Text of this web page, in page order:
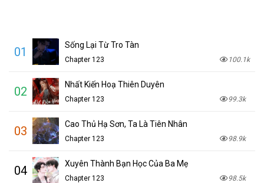
01 Sống Lại Từ Tro Tàn
Chapter 123 100.1k
02 Nhất Kiến Hoạ Thiên Duyên
Chapter 123 99.3k
03 Cao Thủ Hạ Sơn, Ta Là Tiên Nhân
Chapter 123 98.9k
04 Xuyên Thành Bạn Học Của Ba Mẹ
Chapter 123 98.5k